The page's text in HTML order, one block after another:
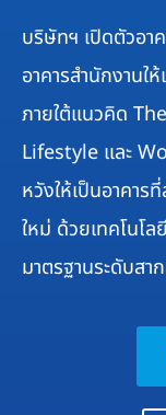
บริษัทฯ เปิดตัวอา
อาคารสำนักงานให้
ภายใต้แนวคิด
Lifestyle และ
หวังให้เป็นอาคาร
ใหม่ ด้วยเทคโนโ
มาตรฐานระดับสา